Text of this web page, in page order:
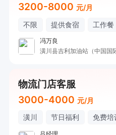
3200-8000 元/月
不限 提供食宿 工作餐
冯万良
物流门店客服
3000-4000 元/月
潢川 节日福利 免费培